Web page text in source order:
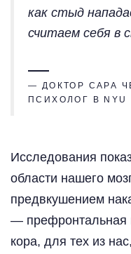
как стыд
считаем себя в
— ДОКТОР САРА
ПСИХОЛОГ В NYU
Исследования
области нашего
предвкушением
— префронтальная
кора, для тех из